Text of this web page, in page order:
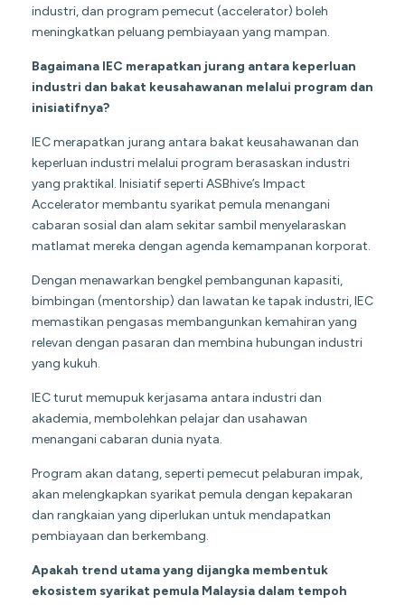
industri, dan program pemecut (accelerator) boleh
meningkatkan peluang pembiayaan yang mampan.
Bagaimana IEC merapatkan jurang antara keperluan
industri dan bakat keusahawanan melalui program dan
inisiatifnya?
IEC merapatkan jurang antara bakat keusahawanan dan
keperluan industri melalui program berasaskan industri
yang praktikal. Inisiatif seperti ASBhive’s Impact
Accelerator membantu syarikat pemula menangani
cabaran sosial dan alam sekitar sambil menyelaraskan
matlamat mereka dengan agenda kemampanan korporat.
Dengan menawarkan bengkel pembangunan kapasiti,
bimbingan (mentorship) dan lawatan ke tapak industri, IEC
memastikan pengasas membangunkan kemahiran yang
relevan dengan pasaran dan membina hubungan industri
yang kukuh.
IEC turut memupuk kerjasama antara industri dan
akademia, membolehkan pelajar dan usahawan
menangani cabaran dunia nyata.
Program akan datang, seperti pemecut pelaburan impak,
akan melengkapkan syarikat pemula dengan kepakaran
dan rangkaian yang diperlukan untuk mendapatkan
pembiayaan dan berkembang.
Apakah trend utama yang dijangka membentuk
ekosistem syarikat pemula Malaysia dalam tempoh